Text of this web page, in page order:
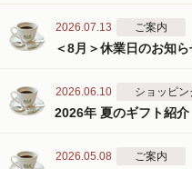
2026.07.13 ご案内
＜8月＞休業日のお知
2026.06.10 ショッピン
2026年 夏のギフト紹介
2026.05.08 ご案内